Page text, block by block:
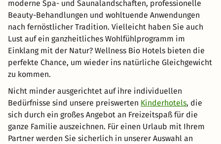
moderne Spa- und Saunalandschaften, professionelle
Beauty-Behandlungen und wohltuende Anwendungen
nach fernöstlicher Tradition. Vielleicht haben Sie auch
Lust auf ein ganzheitliches Wohlfühlprogramm im
Einklang mit der Natur? Wellness Bio Hotels bieten die
perfekte Chance, um wieder ins natürliche Gleichgewicht
zu kommen.
Nicht minder ausgerichtet auf ihre individuellen
Bedürfnisse sind unsere preiswerten Kinderhotels, die
sich durch ein großes Angebot an Freizeitspaß für die
ganze Familie auszeichnen. Für einen Urlaub mit Ihrem
Partner werden Sie sicherlich in unserer Auswahl an